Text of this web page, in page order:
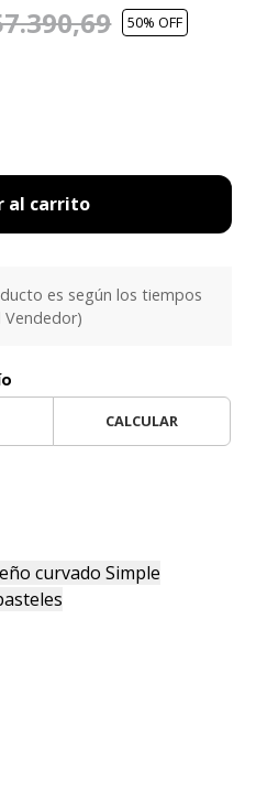
50% OFF
al carrito
es según los tiempos
Vendedor)
CALCULAR
curvado Simple